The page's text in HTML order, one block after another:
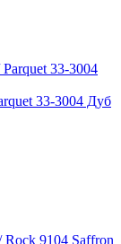
33-3004 Дуб